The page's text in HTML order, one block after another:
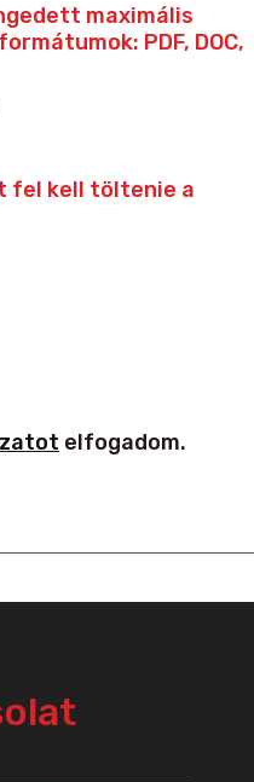
maximális
PDF, DOC,
fel kell töltenie a
elfogadom.